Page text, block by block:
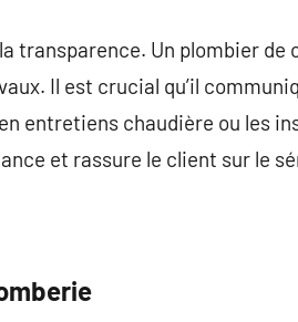
transparence. Un plombier
Il est crucial qu’il
entretiens chaudière ou les
et rassure le client sur le